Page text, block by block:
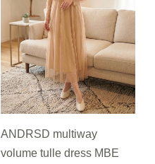
ANDRSD multiway
volume tulle dress MBE